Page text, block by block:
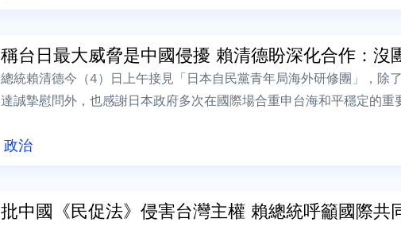
政治
稱台日最大威脅是中國侵擾 賴清德盼深化合作：沒
總統賴清德今（4）日上午接見「日本自民黨青年局海外研修團」，除
達誠摯慰問外，也感謝日本政府多次在國際場合重申台海和平穩定的重
批中國《民促法》侵害台灣主權 賴總統呼籲國際共